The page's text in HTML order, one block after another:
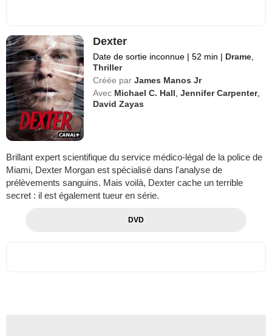
Dexter
Date de sortie inconnue | 52 min | Drame
Thriller
Créée par James Manos Jr
Avec Michael C. Hall ,Jennifer Carpenter,
David Zayas
Brillant expert scientifique du service médico-légal de la police de
Miami, Dexter Morgan est spécialisé dans l'analyse de
prélèvements sanguins. Mais voilà, Dexter cache un terrible
secret : il est également tueur en série.
DVD